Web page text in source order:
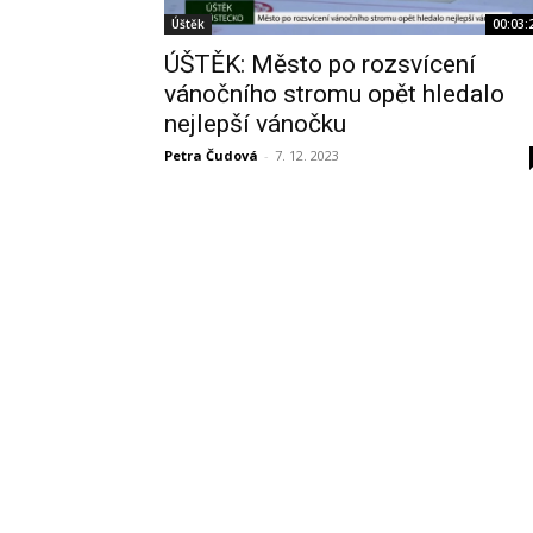
Úštěk
ÚŠTĚK: Město po rozsvícení
vánočního stromu opět hledalo
nejlepší vánočku
Petra Čudová - 7. 12. 2023